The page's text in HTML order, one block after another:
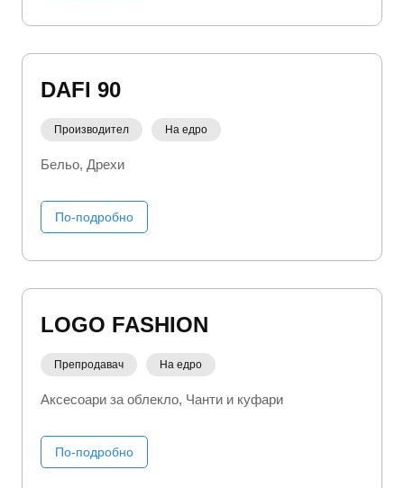
DAFI 90
Производител На едро
Бельо Дрехи
По-подробно
LOGO FASHION
Препродавач На едро
Аксесоари за облекло Чанти и куфари
По-подробно